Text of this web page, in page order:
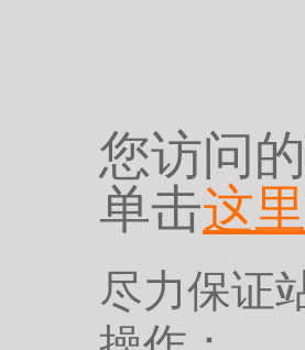
您访问
单击这里
尽力保证